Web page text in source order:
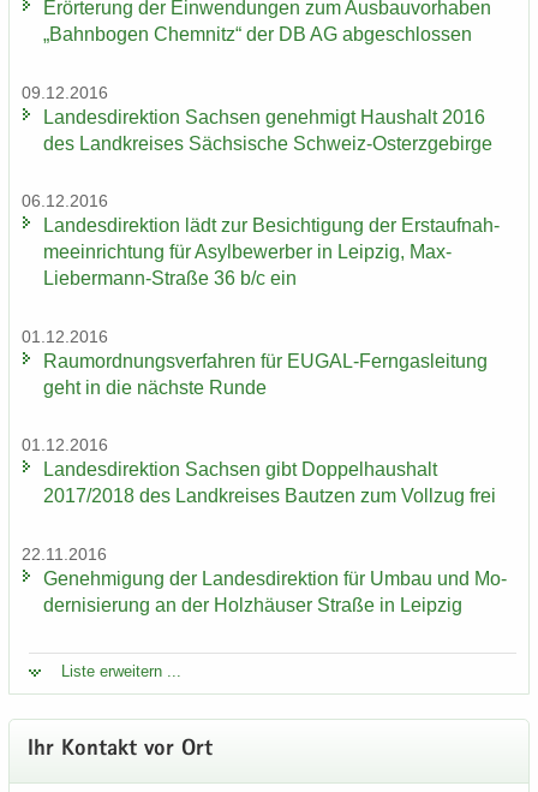
Er­ör­te­rung der Ein­wen­dun­gen zum Aus­bau­vor­ha­ben
„Bahn­bo­gen Chem­nitz“ der DB AG ab­ge­schlos­sen
09.12.2016
Lan­des­di­rek­ti­on Sach­sen ge­neh­migt Haus­halt 2016
des Land­krei­ses Säch­si­sche Schweiz-​Osterzgebirge
06.12.2016
Lan­des­di­rek­ti­on lädt zur Be­sich­ti­gung der Erst­auf­nah­
me­ein­rich­tung für Asyl­be­wer­ber in Leip­zig, Max-​
Liebermann-Straße 36 b/c ein
01.12.2016
Raum­ord­nungs­ver­fah­ren für EUGAL-​Ferngasleitung
geht in die nächs­te Runde
01.12.2016
Lan­des­di­rek­ti­on Sach­sen gibt Dop­pel­haus­halt
2017/2018 des Land­krei­ses Baut­zen zum Voll­zug frei
22.11.2016
Ge­neh­mi­gung der Lan­des­di­rek­ti­on für Umbau und Mo­
der­ni­sie­rung an der Holz­häu­ser Stra­ße in Leip­zig
Liste er­wei­tern ...
Ihr Kon­takt vor Ort